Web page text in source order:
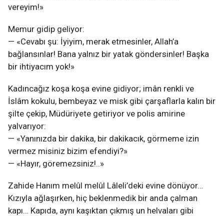
vereyim!»
Memur gidip geliyor:
— «Cevabı şu: İyiyim, merak etmesinler, Allah’a
bağlansınlar! Bana yalnız bir yatak göndersinler! Başka
bir ihtiyacım yok!»
Kadıncağız koşa koşa evine gidiyor; imân renkli ve
İslâm kokulu, bembeyaz ve misk gibi çarşaflarla kalın bir
şilte çekip, Müdüriyete getiriyor ve polis amirine
yalvarıyor:
— «Yanınızda bir dakika, bir dakikacık, görmeme izin
vermez misiniz bizim efendiyi?»
— «Hayır, göremezsiniz!..»
Zahide Hanım melûl melûl Lâleli’deki evine dönüyor…
Kızıyla ağlaşırken, hiç beklenmedik bir anda çalman
kapı… Kapıda, aynı kaşıktan çıkmış un helvaları gibi